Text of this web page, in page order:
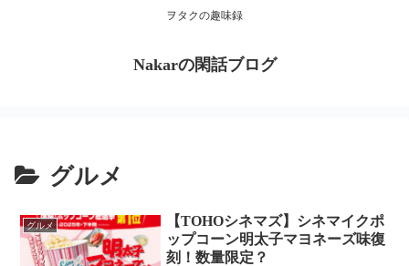
ヲタクの趣味録
Nakarの閑話ブログ
グルメ
グルメ
【TOHOシネマズ】シネマイクポ
ップコーン明太子マヨネーズ味復
刻！数量限定？